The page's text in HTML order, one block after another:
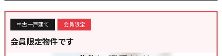
中古一戸建て 会員限定
会員限定物件です